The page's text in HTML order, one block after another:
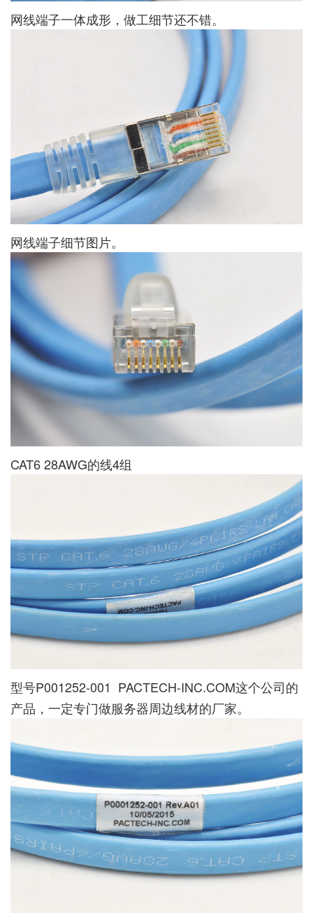
网线端子一体成形，做工细节还不错。
网线端子细节图片。
CAT6 28AWG的线4组
型号P001252-001 PACTECH-INC.COM这个公司的
产品，一定专门做服务器周边线材的厂家。